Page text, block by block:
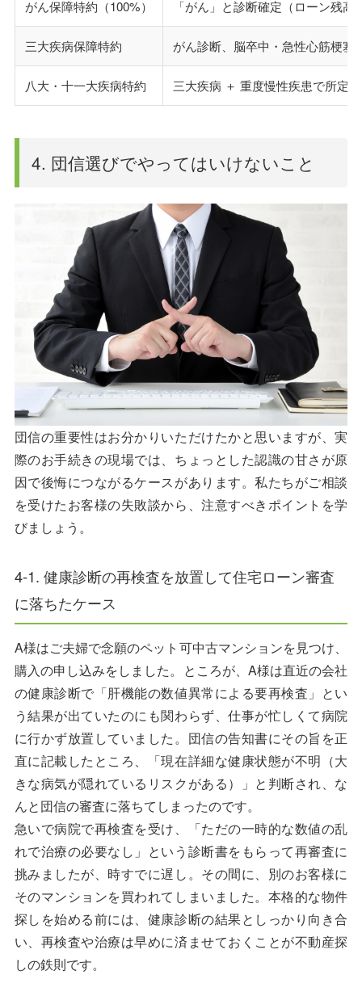
がん保障特約（100%） 「がん」と診断確定（ローン残高
三大疾病保障特約 がん診断、脳卒中・急性心筋梗塞
八大・十一大疾病特約 三大疾病 ＋ 重度慢性疾患で所定
4. 団信選びでやってはいけないこと
団信の重要性はお分かりいただけたかと思いますが、実
際のお手続きの現場では、ちょっとした認識の甘さが原
因で後悔につながるケースがあります。私たちがご相談
を受けたお客様の失敗談から、注意すべきポイントを学
びましょう。
4-1. 健康診断の再検査を放置して住宅ローン審査
に落ちたケース
A様はご夫婦で念願のペット可中古マンションを見つけ、
購入の申し込みをしました。ところが、A様は直近の会社
の健康診断で「肝機能の数値異常による要再検査」とい
う結果が出ていたのにも関わらず、仕事が忙しくて病院
に行かず放置していました。団信の告知書にその旨を正
直に記載したところ、「現在詳細な健康状態が不明（大
きな病気が隠れているリスクがある）」と判断され、な
んと団信の審査に落ちてしまったのです。
急いで病院で再検査を受け、「ただの一時的な数値の乱
れで治療の必要なし」という診断書をもらって再審査に
挑みましたが、時すでに遅し。その間に、別のお客様に
そのマンションを買われてしまいました。本格的な物件
探しを始める前には、健康診断の結果としっかり向き合
い、再検査や治療は早めに済ませておくことが不動産探
しの鉄則です。